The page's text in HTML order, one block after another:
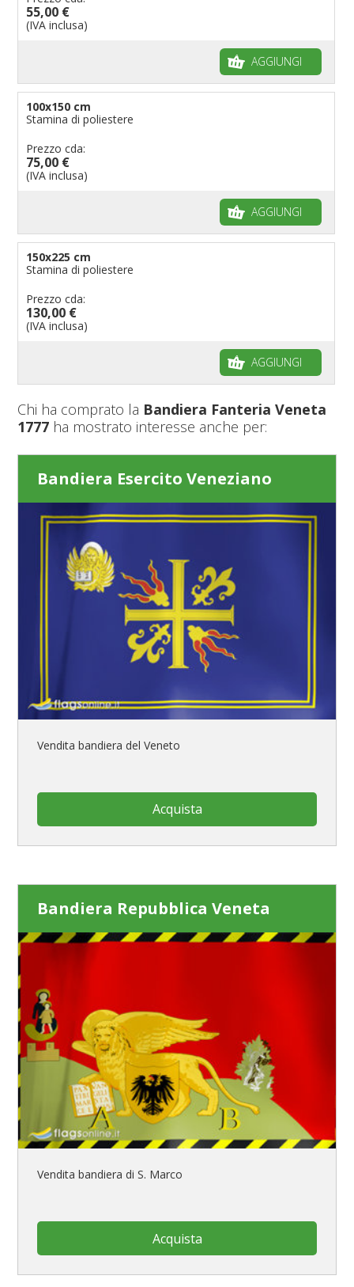
55,00 €
(IVA inclusa)
AGGIUNGI
100x150 cm
Stamina di poliestere
Prezzo cda:
75,00 €
(IVA inclusa)
AGGIUNGI
150x225 cm
Stamina di poliestere
Prezzo cda:
130,00 €
(IVA inclusa)
AGGIUNGI
Chi ha comprato la Bandiera Fanteria Veneta
1777 ha mostrato interesse anche per:
Bandiera Esercito Veneziano
Vendita bandiera del Veneto
Acquista
Bandiera Repubblica Veneta
Vendita bandiera di S. Marco
Acquista